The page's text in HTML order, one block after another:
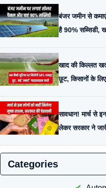
बंजर जमीन से
है 90% सब्सिडी,
खाद की किल्लत
छूट, किसानों के लिए
सावधान! मार्च से
लेकर सरकार ने
Categories